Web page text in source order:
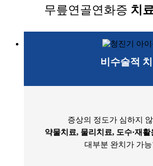
무릎연골연화증 치
비수술적
증상의 정도가 심하지
약물치료, 물리치료, 도수·재활
대부분 완치가 가